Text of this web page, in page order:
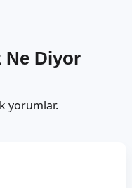
Ne Diyor
yorumlar.